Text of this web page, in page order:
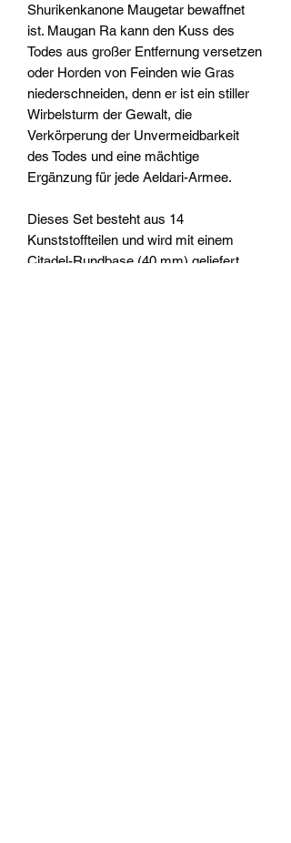
Shurikenkanone Maugetar bewaffnet
ist. Maugan Ra kann den Kuss des
Todes aus großer Entfernung versetzen
oder Horden von Feinden wie Gras
niederschneiden, denn er ist ein stiller
Wirbelsturm der Gewalt, die
Verkörperung der Unvermeidbarkeit
des Todes und eine mächtige
Ergänzung für jede Aeldari-Armee.
Dieses Set besteht aus 14
Kunststoffteilen und wird mit einem
Citadel-Rundbase (40 mm) geliefert.